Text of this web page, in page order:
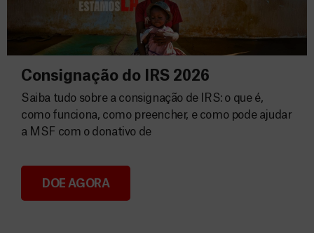
Consignação do IRS 2026
Consignação do IRS 2026
Saiba tudo sobre a consignação de IRS: o que é,
como funciona, como preencher, e como pode ajudar
a MSF com o donativo de
DOE AGORA